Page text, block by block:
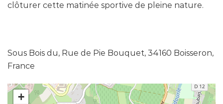
clôturer cette matinée sportive de pleine nature.
Sous Bois du, Rue de Pie Bouquet, 34160 Boisseron,
France
+